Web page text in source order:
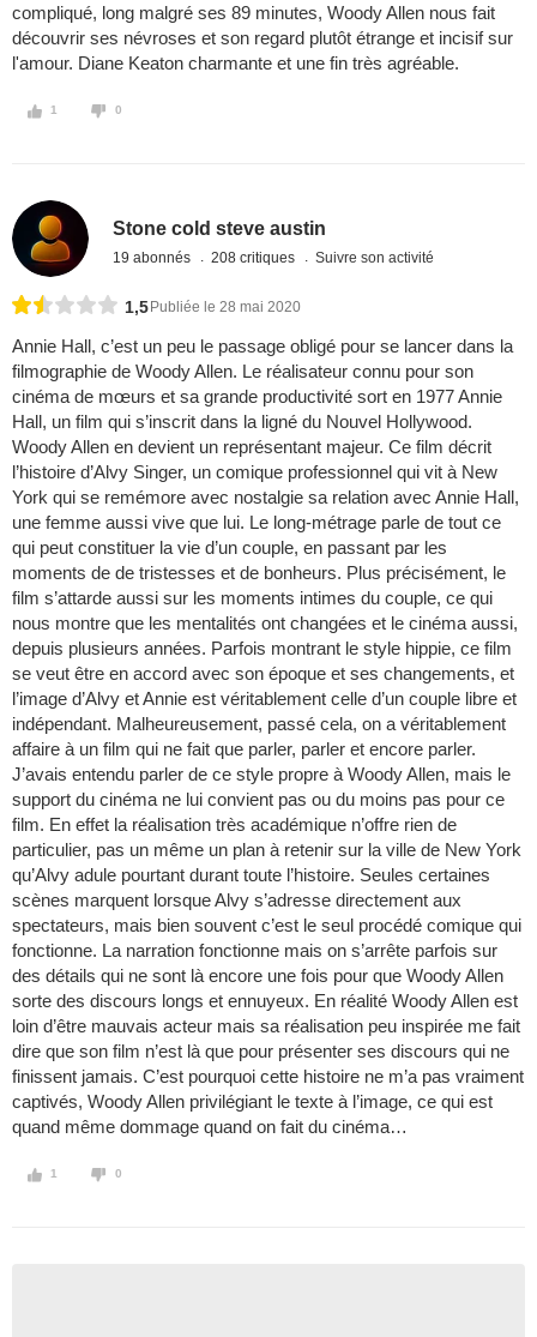
compliqué, long malgré ses 89 minutes, Woody Allen nous fait
découvrir ses névroses et son regard plutôt étrange et incisif sur
l'amour. Diane Keaton charmante et une fin très agréable.
1 0
Stone cold steve austin
19 abonnés 208 critiques Suivre son activité
1,5 Publiée le 28 mai 2020
Annie Hall, c’est un peu le passage obligé pour se lancer dans la
filmographie de Woody Allen. Le réalisateur connu pour son
cinéma de mœurs et sa grande productivité sort en 1977 Annie
Hall, un film qui s’inscrit dans la ligné du Nouvel Hollywood.
Woody Allen en devient un représentant majeur. Ce film décrit
l’histoire d’Alvy Singer, un comique professionnel qui vit à New
York qui se remémore avec nostalgie sa relation avec Annie Hall,
une femme aussi vive que lui. Le long-métrage parle de tout ce
qui peut constituer la vie d’un couple, en passant par les
moments de de tristesses et de bonheurs. Plus précisément, le
film s’attarde aussi sur les moments intimes du couple, ce qui
nous montre que les mentalités ont changées et le cinéma aussi,
depuis plusieurs années. Parfois montrant le style hippie, ce film
se veut être en accord avec son époque et ses changements, et
l’image d’Alvy et Annie est véritablement celle d’un couple libre et
indépendant. Malheureusement, passé cela, on a véritablement
affaire à un film qui ne fait que parler, parler et encore parler.
J’avais entendu parler de ce style propre à Woody Allen, mais le
support du cinéma ne lui convient pas ou du moins pas pour ce
film. En effet la réalisation très académique n’offre rien de
particulier, pas un même un plan à retenir sur la ville de New York
qu’Alvy adule pourtant durant toute l’histoire. Seules certaines
scènes marquent lorsque Alvy s’adresse directement aux
spectateurs, mais bien souvent c’est le seul procédé comique qui
fonctionne. La narration fonctionne mais on s’arrête parfois sur
des détails qui ne sont là encore une fois pour que Woody Allen
sorte des discours longs et ennuyeux. En réalité Woody Allen est
loin d’être mauvais acteur mais sa réalisation peu inspirée me fait
dire que son film n’est là que pour présenter ses discours qui ne
finissent jamais. C’est pourquoi cette histoire ne m’a pas vraiment
captivés, Woody Allen privilégiant le texte à l’image, ce qui est
quand même dommage quand on fait du cinéma…
1 0